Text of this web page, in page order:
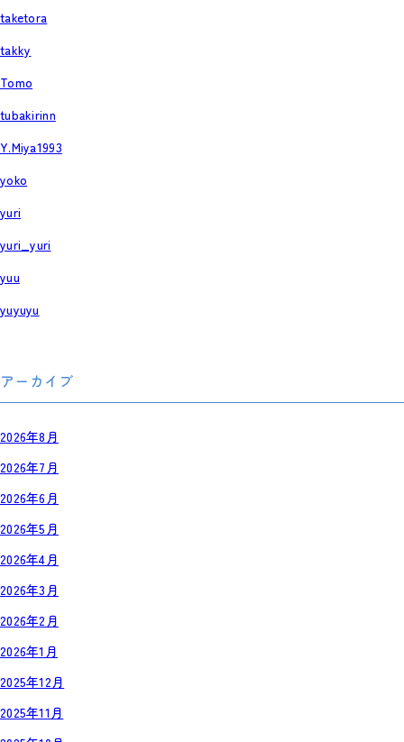
taketora
takky
Tomo
tubakirinn
Y.Miya1993
yoko
yuri
yuri_yuri
yuu
yuyuyu
アーカイブ
2026年8月
2026年7月
2026年6月
2026年5月
2026年4月
2026年3月
2026年2月
2026年1月
2025年12月
2025年11月